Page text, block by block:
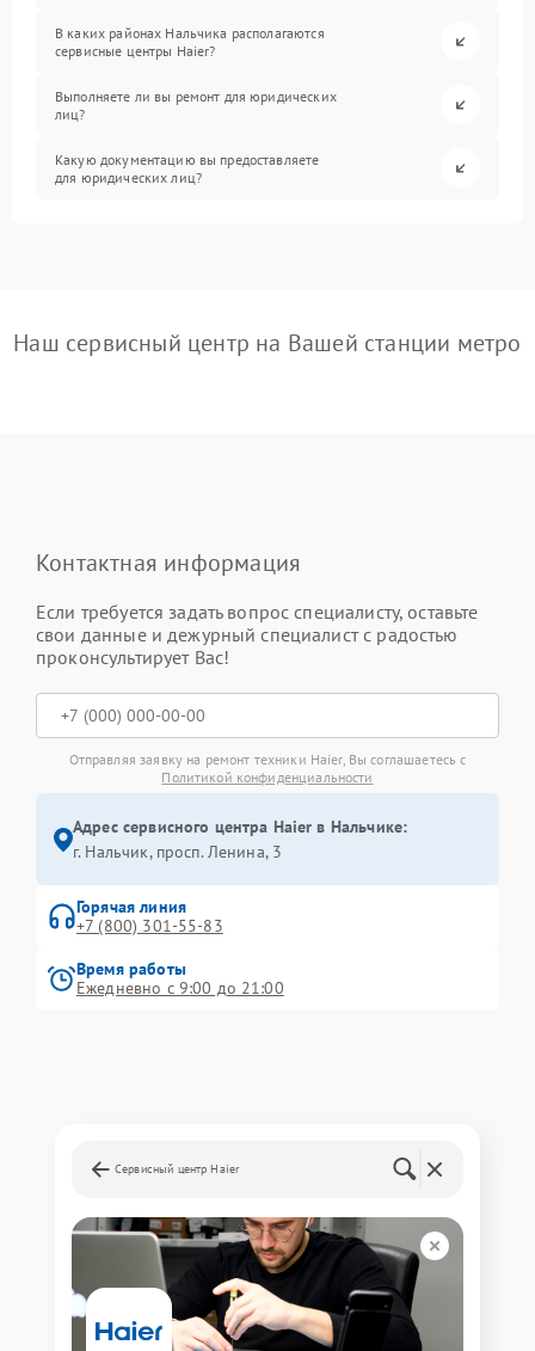
В каких районах Нальчика располагаются
сервисные центры Haier?
Выполняете ли вы ремонт для юридических
лиц?
Какую документацию вы предоставляете
для юридических лиц?
Наш сервисный центр на Вашей станции метро
Контактная информация
Если требуется задать вопрос специалисту, оставьте
свои данные и дежурный специалист с радостью
проконсультирует Вас!
Отправляя заявку на ремонт техники Haier, Вы соглашаетесь с
Политикой конфиденциальности
Адрес сервисного центра Haier в Нальчике:
г. Нальчик, просп. Ленина, 3
Горячая линия
+7 (800) 301-55-83
Время работы
Ежедневно с 9:00 до 21:00
Сервисный центр Haier